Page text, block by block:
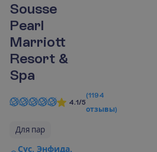
Sousse
Pearl
Marriott
Resort &
Spa
4.1/5
(1194
отзывы)
Для пар
Сус, Энфида,